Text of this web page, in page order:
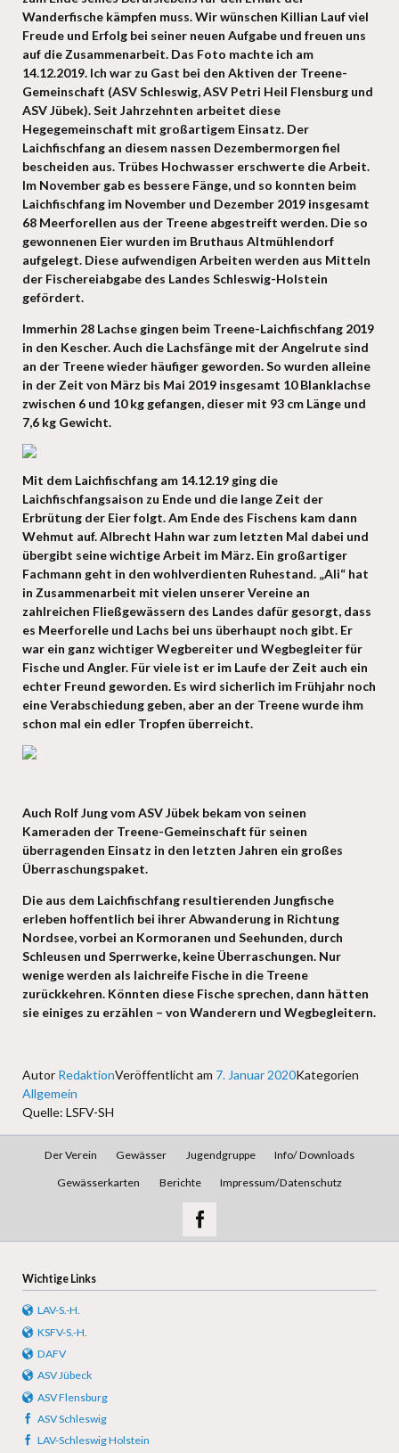
Wanderfische kämpfen muss. Wir wünschen Killian Lauf viel
Freude und Erfolg bei seiner neuen Aufgabe und freuen uns
auf die Zusammenarbeit. Das Foto machte ich am
14.12.2019. Ich war zu Gast bei den Aktiven der Treene-
Gemeinschaft (ASV Schleswig, ASV Petri Heil Flensburg und
ASV Jübek). Seit Jahrzehnten arbeitet diese
Hegegemeinschaft mit großartigem Einsatz. Der
Laichfischfang an diesem nassen Dezembermorgen fiel
bescheiden aus. Trübes Hochwasser erschwerte die Arbeit.
Im November gab es bessere Fänge, und so konnten beim
Laichfischfang im November und Dezember 2019 insgesamt
68 Meerforellen aus der Treene abgestreift werden. Die so
gewonnenen Eier wurden im Bruthaus Altmühlendorf
aufgelegt. Diese aufwendigen Arbeiten werden aus Mitteln
der Fischereiabgabe des Landes Schleswig-Holstein
gefördert.
Immerhin 28 Lachse gingen beim Treene-Laichfischfang 2019
in den Kescher. Auch die Lachsfänge mit der Angelrute sind
an der Treene wieder häufiger geworden. So wurden alleine
in der Zeit von März bis Mai 2019 insgesamt 10 Blanklachse
zwischen 6 und 10 kg gefangen, dieser mit 93 cm Länge und
7,6 kg Gewicht.
Mit dem Laichfischfang am 14.12.19 ging die
Laichfischfangsaison zu Ende und die lange Zeit der
Erbrütung der Eier folgt. Am Ende des Fischens kam dann
Wehmut auf. Albrecht Hahn war zum letzten Mal dabei und
übergibt seine wichtige Arbeit im März. Ein großartiger
Fachmann geht in den wohlverdienten Ruhestand. „Ali“ hat
in Zusammenarbeit mit vielen unserer Vereine an
zahlreichen Fließgewässern des Landes dafür gesorgt, dass
es Meerforelle und Lachs bei uns überhaupt noch gibt. Er
war ein ganz wichtiger Wegbereiter und Wegbegleiter für
Fische und Angler. Für viele ist er im Laufe der Zeit auch ein
echter Freund geworden. Es wird sicherlich im Frühjahr noch
eine Verabschiedung geben, aber an der Treene wurde ihm
schon mal ein edler Tropfen überreicht.
Auch Rolf Jung vom ASV Jübek bekam von seinen
Kameraden der Treene-Gemeinschaft für seinen
überragenden Einsatz in den letzten Jahren ein großes
Überraschungspaket.
Die aus dem Laichfischfang resultierenden Jungfische
erleben hoffentlich bei ihrer Abwanderung in Richtung
Nordsee, vorbei an Kormoranen und Seehunden, durch
Schleusen und Sperrwerke, keine Überraschungen. Nur
wenige werden als laichreife Fische in die Treene
zurückkehren. Könnten diese Fische sprechen, dann hätten
sie einiges zu erzählen – von Wanderern und Wegbegleitern.
Autor RedaktionVeröffentlicht am 7. Januar 2020Kategorien
Allgemein
Quelle: LSFV-SH
Der Verein Gewässer Jugendgruppe Info/ Downloads
Gewässerkarten Berichte Impressum/Datenschutz
Wichtige Links
LAV-S.-H.
KSFV-S.-H.
DAFV
ASV Jübeck
ASV Flensburg
ASV Schleswig
LAV-Schleswig Holstein